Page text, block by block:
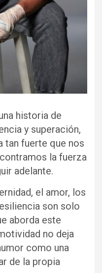
historia de
y superación,
tan fuerte que nos
la fuerza
adelante.
el amor, los
son solo
aborda este
no deja
como una
de la propia